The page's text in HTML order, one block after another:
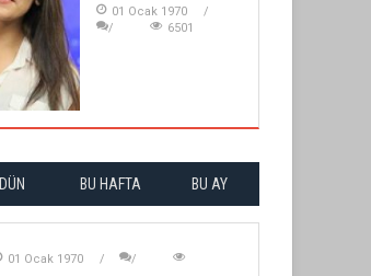
01 Ocak 1970
6501
DÜN BU HAFTA BU AY
01 Ocak 1970